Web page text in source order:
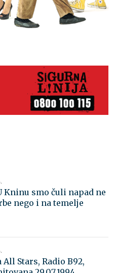
Kninu smo čuli napad ne
nego i na temelje
All Stars, Radio B92,